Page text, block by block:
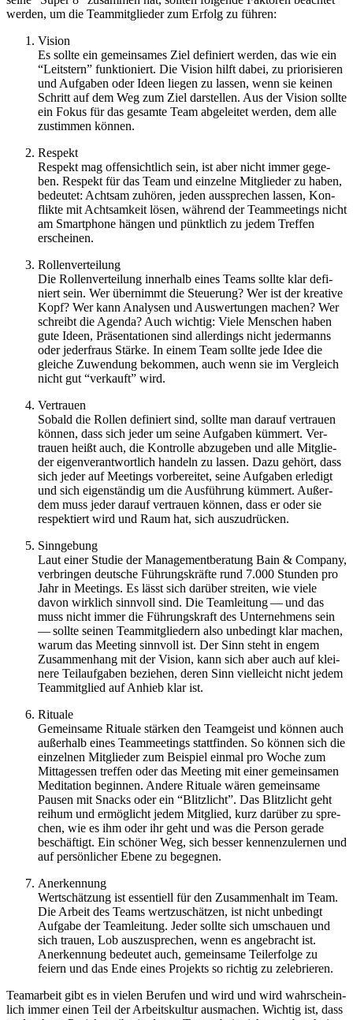
werden, um die Team­mit­glie­der zum Erfolg zu führen:
Vision
Es sollte ein gemein­sa­mes Ziel defi­niert werden, das wie ein ​
“Leit­stern” funk­tio­niert. Die Vision hilft dabei, zu prio­ri­sie­ren
und Auf­ga­ben oder Ideen liegen zu lassen, wenn sie keinen
Schritt auf dem Weg zum Ziel dar­stel­len. Aus der Vision sollte
ein Fokus für das gesamte Team abge­lei­tet werden, dem alle
zustim­men können.
Respekt
Respekt mag offen­sicht­lich sein, ist aber nicht immer gege­
ben. Respekt für das Team und ein­zelne Mit­glie­der zu haben,
bedeu­tet: Acht­sam zuhö­ren, jeden aus­spre­chen lassen, Kon­
flikte mit Acht­sam­keit lösen, wäh­rend der Team­mee­tings nicht
am Smart­phone hängen und pünkt­lich zu jedem Tref­fen
erschei­nen.
Rol­len­ver­tei­lung
Die Rol­len­ver­tei­lung inner­halb eines Teams sollte klar defi­
niert sein. Wer über­nimmt die Steue­rung? Wer ist der krea­tive
Kopf? Wer kann Ana­ly­sen und Aus­wer­tun­gen machen? Wer
schreibt die Agenda? Auch wich­tig: Viele Men­schen haben
gute Ideen, Prä­sen­ta­tio­nen sind aller­dings nicht jeder­manns
oder jeder­fraus Stärke. In einem Team sollte jede Idee die
glei­che Zuwen­dung bekom­men, auch wenn sie im Ver­gleich
nicht gut ​“ver­kauft” wird.
Ver­trauen
Sobald die Rollen defi­niert sind, sollte man darauf ver­trauen
können, dass sich jeder um seine Auf­ga­ben küm­mert. Ver­
trauen heißt auch, die Kon­trolle abzu­ge­ben und alle Mit­glie­
der eigen­ver­ant­wort­lich han­deln zu lassen. Dazu gehört, dass
sich jeder auf Mee­tings vor­be­rei­tet, seine Auf­ga­ben erle­digt
und sich eigen­stän­dig um die Aus­füh­rung küm­mert. Außer­
dem muss jeder darauf ver­trauen können, dass er oder sie
respek­tiert wird und Raum hat, sich aus­zu­drü­cken.
Sinn­ge­bung
Laut einer Studie der Manage­ment­be­ra­tung Bain & Com­pany,
ver­brin­gen deut­sche Füh­rungs­kräfte rund 7.000 Stun­den pro
Jahr in Mee­tings. Es lässt sich dar­über strei­ten, wie viele
davon wirk­lich sinn­voll sind. Die Team­lei­tung — und das
muss nicht immer die Füh­rungs­kraft des Unter­neh­mens sein
— sollte seinen Team­mit­glie­dern also unbe­dingt klar machen,
warum das Mee­ting sinn­voll ist. Der Sinn steht in engem
Zusam­men­hang mit der Vision, kann sich aber auch auf klei­
nere Teil­auf­ga­ben bezie­hen, deren Sinn viel­leicht nicht jedem
Team­mit­glied auf Anhieb klar ist.
Rituale
Gemein­same Rituale stär­ken den Team­geist und können auch
außer­halb eines Team­mee­tings statt­fin­den. So können sich die
ein­zel­nen Mit­glie­der zum Bei­spiel einmal pro Woche zum
Mit­tag­es­sen tref­fen oder das Mee­ting mit einer gemein­sa­men
Medi­ta­tion begin­nen. Andere Rituale wären gemein­same
Pausen mit Snacks oder ein ​“Blitz­licht”. Das Blitz­licht geht
reihum und ermög­licht jedem Mit­glied, kurz dar­über zu spre­
chen, wie es ihm oder ihr geht und was die Person gerade
beschäf­tigt. Ein schö­ner Weg, sich besser ken­nen­zu­ler­nen und
auf per­sön­li­cher Ebene zu begeg­nen.
Aner­ken­nung
Wert­schät­zung ist essen­ti­ell für den Zusam­men­halt im Team.
Die Arbeit des Teams wert­zu­schät­zen, ist nicht unbe­dingt
Auf­gabe der Team­lei­tung. Jeder sollte sich umschauen und
sich trauen, Lob aus­zu­spre­chen, wenn es ange­bracht ist.
Aner­ken­nung bedeu­tet auch, gemein­same Teil­er­folge zu
feiern und das Ende eines Pro­jekts so rich­tig zu zele­brie­ren.
Team­ar­beit gibt es in vielen Beru­fen und wird und wird wahr­schein­
lich immer einen Teil der Arbeits­kul­tur aus­ma­chen. Wich­tig ist, dass